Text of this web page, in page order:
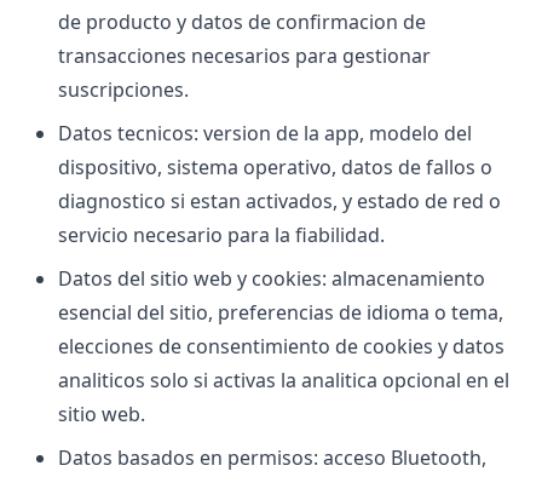
de producto y datos de confirmacion de
transacciones necesarios para gestionar
suscripciones.
Datos tecnicos: version de la app, modelo del
dispositivo, sistema operativo, datos de fallos o
diagnostico si estan activados, y estado de red o
servicio necesario para la fiabilidad.
Datos del sitio web y cookies: almacenamiento
esencial del sitio, preferencias de idioma o tema,
elecciones de consentimiento de cookies y datos
analiticos solo si activas la analitica opcional en el
sitio web.
Datos basados en permisos: acceso Bluetooth,